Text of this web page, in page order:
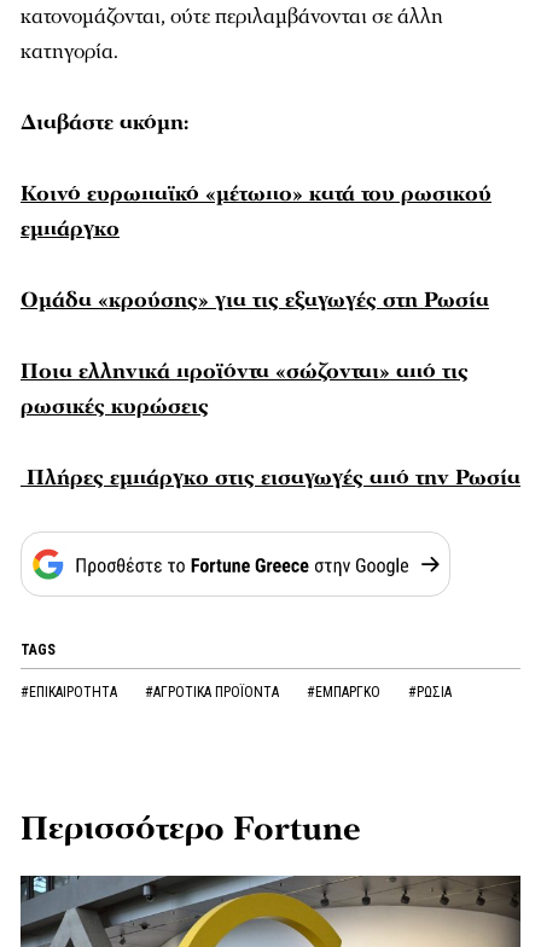
κατονομάζονται, ούτε περιλαμβάνονται σε άλλη
κατηγορία.
Διαβάστε ακόμη:
Κοινό ευρωπαϊκό «μέτωπο» κατά του ρωσικού
εμπάργκο
Ομάδα «κρούσης» για τις εξαγωγές στη Ρωσία
Ποια ελληνικά προϊόντα «σώζονται» από τις
ρωσικές κυρώσεις
Πλήρες εμπάργκο στις εισαγωγές από την Ρωσία
TAGS
#ΕΠΙΚΑΙΡΟΤΗΤΑ #ΑΓΡΟΤΙΚΑ ΠΡΟΪΟΝΤΑ #ΕΜΠΑΡΓΚΟ #ΡΩΣΙΑ
Περισσότερο Fortune